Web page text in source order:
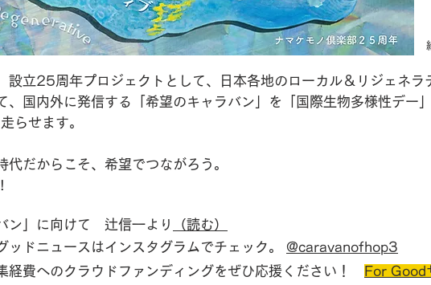
設立25周年プロジェクトとして、日本各地のローカル＆リジェネラ
、国内外に発信する「希望のキャラバン」を「国際生物多様性デー
走らせます。
代だからこそ、希望でつながろう。
ン」に向けて 辻信一より
（読む）
ッドニュースはインスタグラムでチェック。 @caravanofhop3
経費へのクラウドファンディングをぜひ応援ください！
For Good